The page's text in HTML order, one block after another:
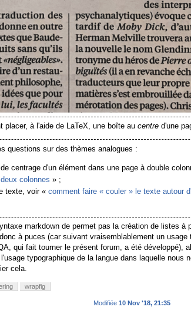
placer, à l'aide de LaTeX, une boîte au centre d'une
questions sur des thèmes analogues :
centrage d'un élément dans une page à double
colonnes » ;
texte, voir « comment faire « couler » le texte autour
markdown de permet pas la création de listes à
à puces (car suivant vraisemblablement un usage
qui fait tourner le présent forum, a été développé),
typographique de la langue dans laquelle nous
cela.
wrapfig
Modifiée 10 Nov '18, 21:35